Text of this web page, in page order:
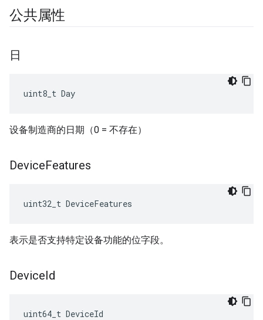
公共属性
日
uint8_t Day
设备制造商的日期（0 = 不存在）
DeviceFeatures
uint32_t DeviceFeatures
表示是否支持特定设备功能的位字段。
DeviceId
uint64_t DeviceId